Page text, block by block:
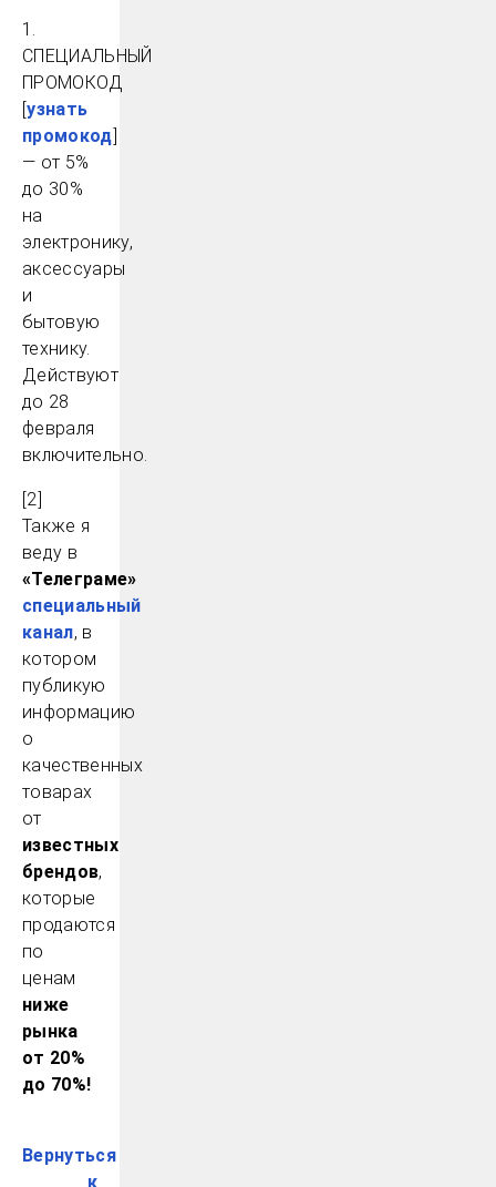
1.
СПЕЦИАЛЬНЫЙ
ПРОМОКОД
[узнать
промокод]
— от 5%
до 30%
на
электронику,
аксессуары
и
бытовую
технику.
Действуют
до 28
февраля
включительно.
[2]
Также я
веду в
«Телеграме»
специальный
канал, в
котором
публикую
информацию
о
качественных
товарах
от
известных
брендов,
которые
продаются
по
ценам
ниже
рынка
от 20%
до 70%!
Вернуться
к